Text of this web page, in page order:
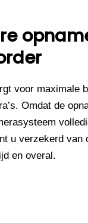
voor maximale
Omdat de
u verzekerd van
en overal.